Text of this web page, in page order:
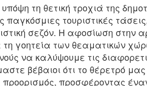
τη θετική τροχιά της
τουριστικές
σεζόν. Η αφοσίωση στην
γοητεία των θεαματικών
να καλύψουμε τις
βέβαιοι ότι το θέρετρό
προσφέροντας